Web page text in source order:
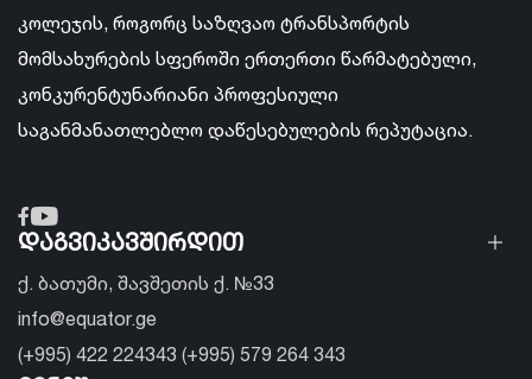
კოლეჯის, როგორც საზღვაო ტრანსპორტის
მომსახურების სფეროში ერთერთი წარმატებული,
კონკურენტუნარიანი პროფესიული
საგანმანათლებლო დაწესებულების რეპუტაცია.
დაგვიკავშირდით
ქ. ბათუმი, შავშეთის ქ. №33
info@equator.ge
(+995) 422 224343 (+995) 579 264 343